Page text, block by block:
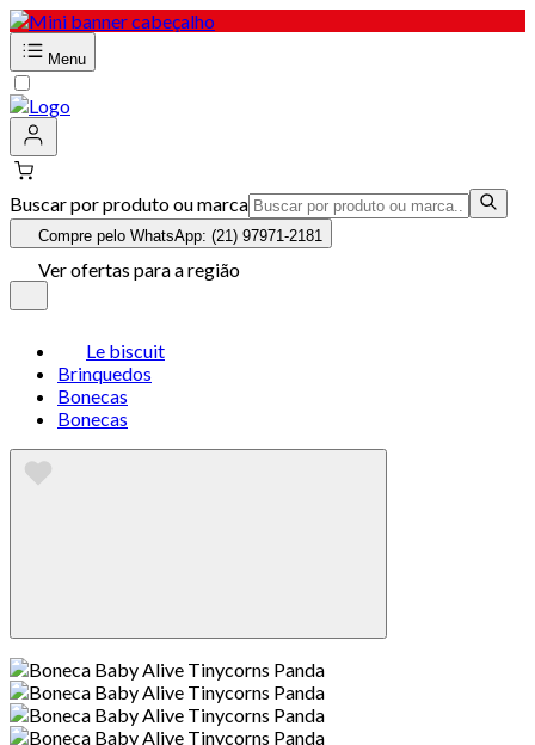
Menu
Buscar por produto ou marca
Compre pelo WhatsApp: (21) 97971-2181
Ver ofertas para a região
Le biscuit
Brinquedos
Bonecas
Bonecas